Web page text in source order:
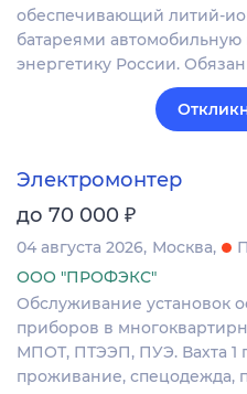
обеспечивающий литий-
батареями
энергетику России.
Электромонтер
до 70 000 ₽
04 августа 2026 Москва
ООО "ПРОФЭКС"
Обслуживание установок
приборов в
МПОТ, ПТЭЭП, ПУЭ. Вахта 1
проживание, спецодежда,